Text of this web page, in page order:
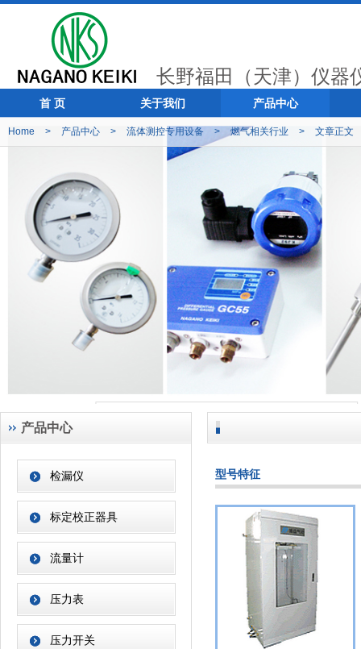
长野福田（天津）仪器
首 页 关于我们 产品中心
Home > 产品中心 > 流体测控专用设备 > 燃气相关行业 > 文章正文
产品中心
检漏仪
标定校正器具
流量计
压力表
压力开关
型号特征